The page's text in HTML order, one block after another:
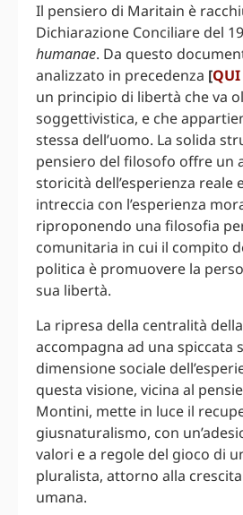
Il pensiero di Maritain è
Dichiarazione Conciliare del
humanae. Da questo
analizzato in precedenza [QUI
un principio di libertà che va
soggettivistica, e che
stessa dell’uomo. La solida
pensiero del filosofo offre un
storicità dell’esperienza reale
intreccia con l’esperienza
riproponendo una filosofia
comunitaria in cui il compito
politica è promuovere la
sua libertà.
La ripresa della centralità
accompagna ad una spiccata
dimensione sociale
questa visione, vicina al
Montini, mette in luce il
giusnaturalismo, con
valori e a regole del gioco di
pluralista, attorno alla
umana.